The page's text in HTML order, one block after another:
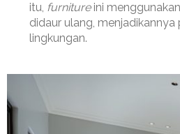
itu, furnitureini
didaur ulang, menjadikannya
lingkungan.